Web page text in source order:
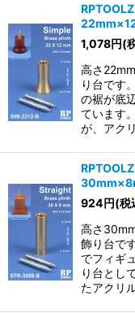
1,078円(
高さ
り台です
の裾が底
ています
が、アク
924円(税
高さ
飾り台で
でフィギ
り台とし
たアクリ